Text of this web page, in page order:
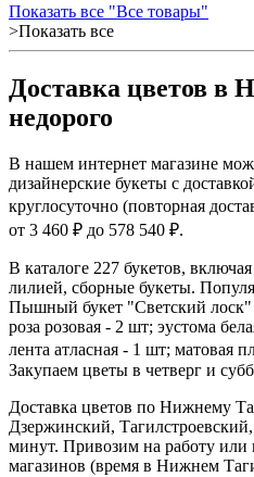
Показать все "Все товары"
>Показать все
Доставка цветов в
недорого
В нашем интернет магазине
дизайнерские букеты с
круглосуточно (повторная
от 3 460 ₽ до 578 540 ₽.
В каталоге 227 букетов,
лилией, сборные букеты.
Пышный букет "Светский лоск"
роза розовая - 2 шт; эустома
лента атласная - 1 шт; матовая
Закупаем цветы в четверг и
Доставка цветов по Нижнему
Дзержинский,
минут. Привозим на работу или
магазинов (время в Нижнем